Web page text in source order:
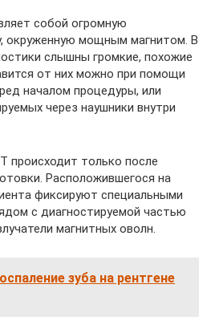
собой огромную
окруженную мощным магнитом. В
слышны громкие, похожие
от них можно при помощи
началом процедуры, или
через наушники внутри
происходит только после
Расположившегося на
фиксируют специальными
с диагностируемой частью
магнитных оволн.
зуба на рентгене